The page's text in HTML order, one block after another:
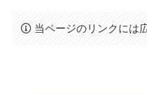
当ページのリンクには